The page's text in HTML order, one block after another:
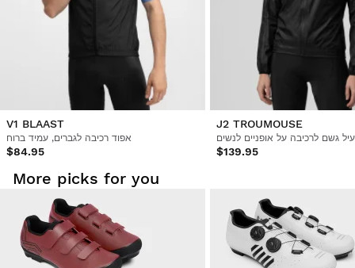
החזר את הכסף לאמצעי התשלום המקורי מ- $9.95
V1 BLAAST
אפוד רכיבה לגברים, עמיד ברוח
$84.95
J2 TROUMOUSE
גשם לרכיבה על אופניים לנשים
$139.95
More picks for you